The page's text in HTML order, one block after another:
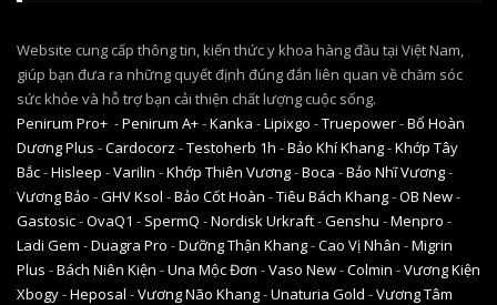
Website cung cấp thông tin, kiến thức y khoa hàng đầu tại Việt Nam,
giúp bạn đưa ra những quyết định đúng đắn liên quan về chăm sóc
sức khỏe và hỗ trợ bạn cải thiện chất lượng cuộc sống.
Penirum Pro+ -Penirum A+-Kanka -Lipixgo -Truepower-Bổ Hoàn
Dương Plus -Cardocorz -Testoherb 1h -Bảo Khí Khang-Khớp Tây
Bắc-Hisleep -Varilin -Khớp Thiên Vương-Boca -Bảo Nhĩ Vương-
Vương Bảo -GHV Ksol -Bảo Cốt Hoàn -Tiêu Bách Khang-OB New-
Gastosic-OvaQ1 - SpermQ -Nordisk Urkraft-Genshu -Menpro -
Ladi Gem -Duagra Pro -Dưỡng Thận Khang-Cao Vị Nhân -Migrin
Plus -Bách Niên Kiện -Una Mộc Đơn -Vaso New-Colmin -Vương Kiện
Xbogy-Heposal -Vương Não Khang-Unaturia Gold -Vương Tâm